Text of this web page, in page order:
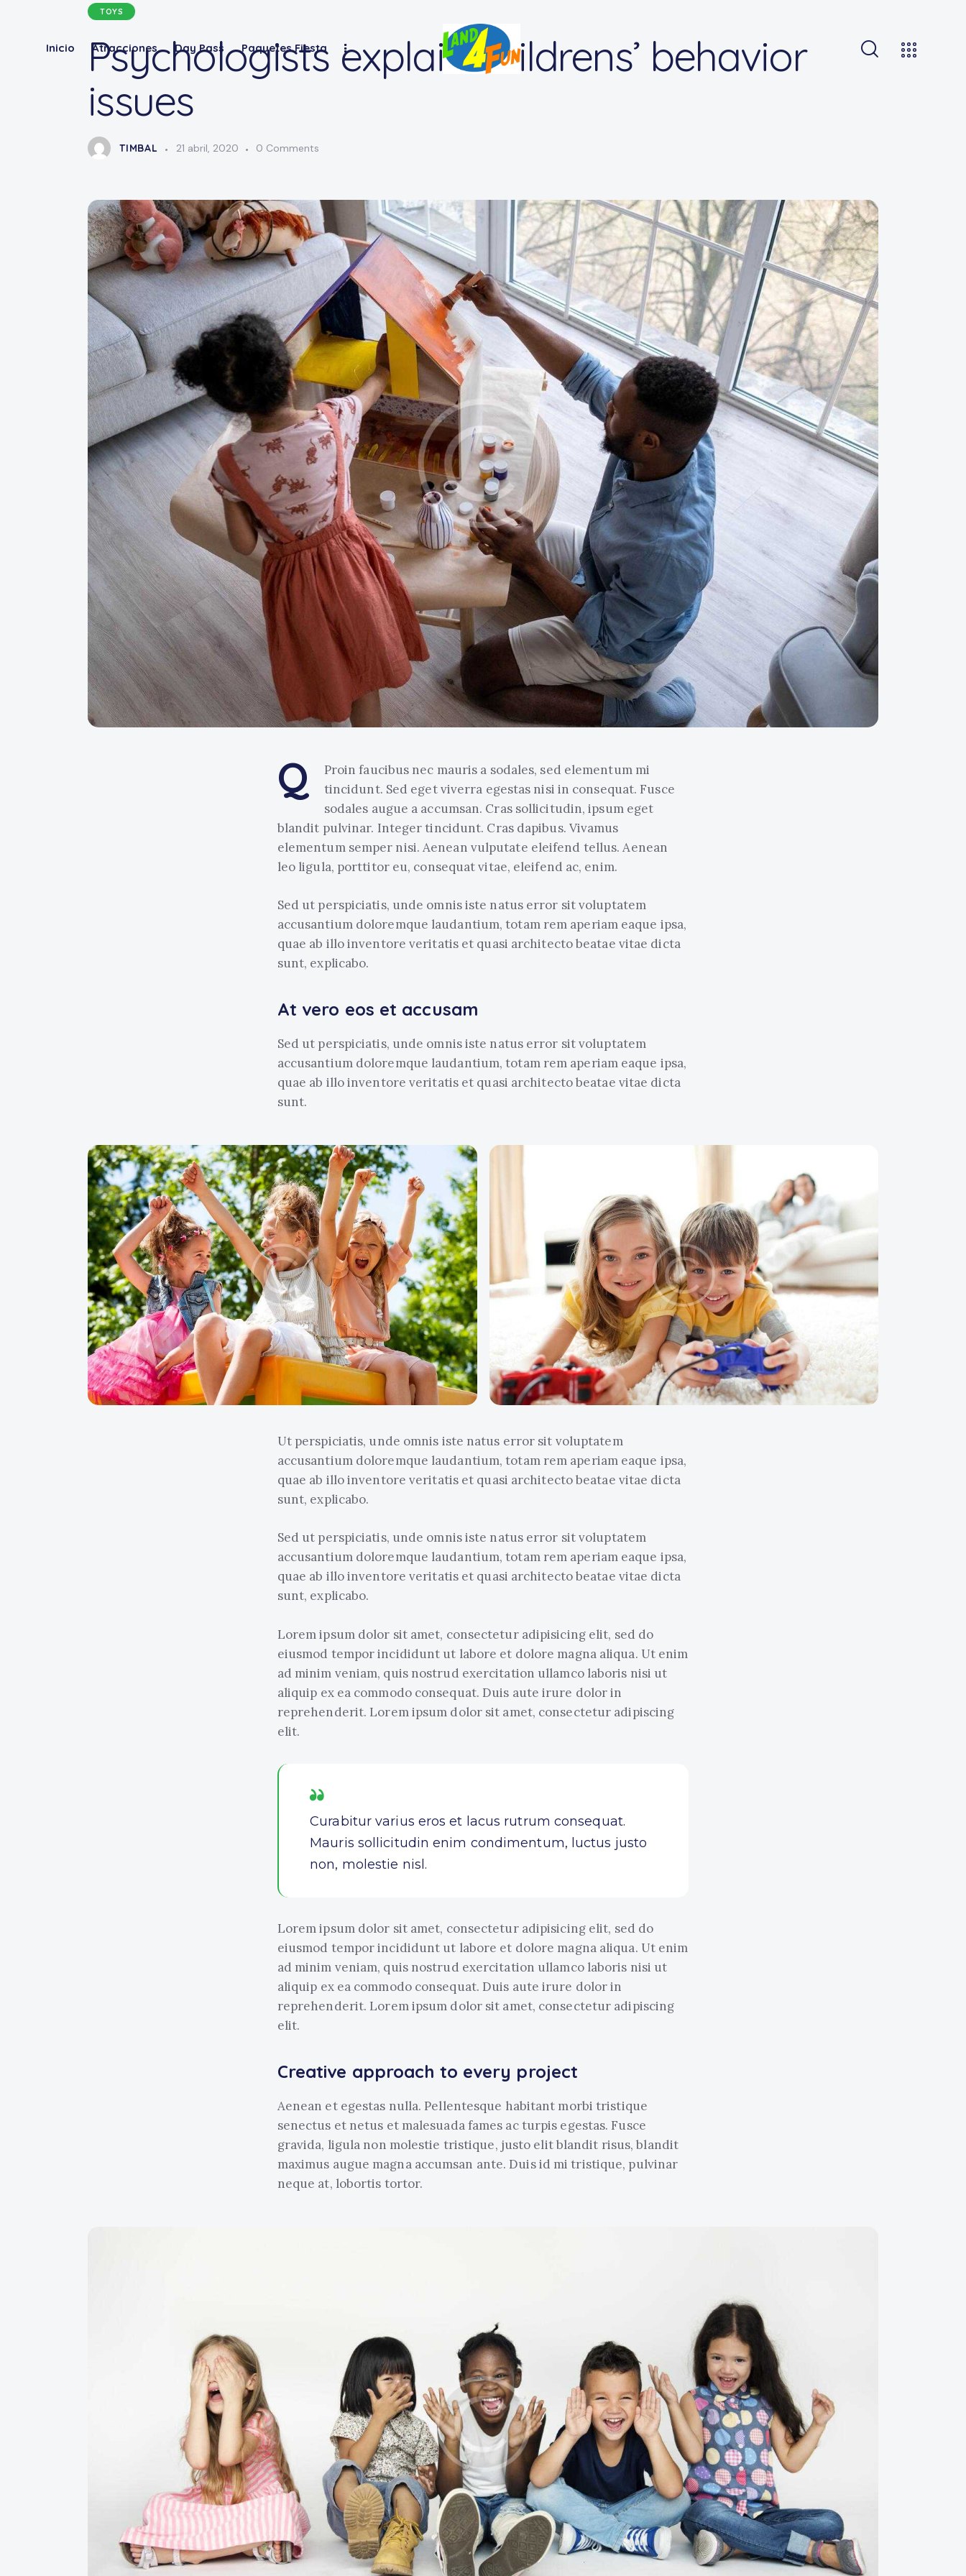
Inicio Atracciones Day Pass Paquetes Fiesta
TOYS
Psychologists explain childrens’ behavior
issues
TIMBAL 21 abril, 2020 0 Comments
Q
Proin faucibus nec mauris a sodales, sed elementum mi
tincidunt. Sed eget viverra egestas nisi in consequat. Fusce
sodales augue a accumsan. Cras sollicitudin, ipsum eget
blandit pulvinar. Integer tincidunt. Cras dapibus. Vivamus
elementum semper nisi. Aenean vulputate eleifend tellus. Aenean
leo ligula, porttitor eu, consequat vitae, eleifend ac, enim.
Sed ut perspiciatis, unde omnis iste natus error sit voluptatem
accusantium doloremque laudantium, totam rem aperiam eaque ipsa,
quae ab illo inventore veritatis et quasi architecto beatae vitae dicta
sunt, explicabo.
At vero eos et accusam
Sed ut perspiciatis, unde omnis iste natus error sit voluptatem
accusantium doloremque laudantium, totam rem aperiam eaque ipsa,
quae ab illo inventore veritatis et quasi architecto beatae vitae dicta
sunt.
Ut perspiciatis, unde omnis iste natus error sit voluptatem
accusantium doloremque laudantium, totam rem aperiam eaque ipsa,
quae ab illo inventore veritatis et quasi architecto beatae vitae dicta
sunt, explicabo.
Sed ut perspiciatis, unde omnis iste natus error sit voluptatem
accusantium doloremque laudantium, totam rem aperiam eaque ipsa,
quae ab illo inventore veritatis et quasi architecto beatae vitae dicta
sunt, explicabo.
Lorem ipsum dolor sit amet, consectetur adipisicing elit, sed do
eiusmod tempor incididunt ut labore et dolore magna aliqua. Ut enim
ad minim veniam, quis nostrud exercitation ullamco laboris nisi ut
aliquip ex ea commodo consequat. Duis aute irure dolor in
reprehenderit. Lorem ipsum dolor sit amet, consectetur adipiscing
elit.
Curabitur varius eros et lacus rutrum consequat.
Mauris sollicitudin enim condimentum, luctus justo
non, molestie nisl.
Lorem ipsum dolor sit amet, consectetur adipisicing elit, sed do
eiusmod tempor incididunt ut labore et dolore magna aliqua. Ut enim
ad minim veniam, quis nostrud exercitation ullamco laboris nisi ut
aliquip ex ea commodo consequat. Duis aute irure dolor in
reprehenderit. Lorem ipsum dolor sit amet, consectetur adipiscing
elit.
Creative approach to every project
Aenean et egestas nulla. Pellentesque habitant morbi tristique
senectus et netus et malesuada fames ac turpis egestas. Fusce
gravida, ligula non molestie tristique, justo elit blandit risus, blandit
maximus augue magna accumsan ante. Duis id mi tristique, pulvinar
neque at, lobortis tortor.